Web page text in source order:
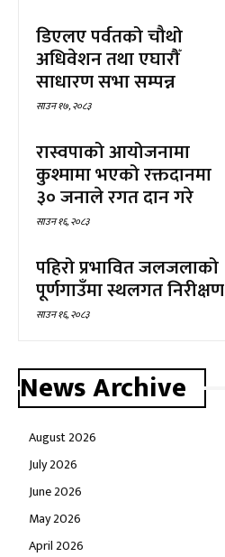
डिएलए पर्वतको चौथो
अधिवेशन तथा एघारौँ
साधारण सभा सम्पन्न
साउन १७, २०८३
रास्वपाको आयोजनामा
कुश्मामा भएको रक्तदानमा
३० जनाले रगत दान गरे
साउन १६, २०८३
पहिरो प्रभावित जलजलाको
पूर्णगाउँमा स्थलगत निरीक्षण
साउन १६, २०८३
News Archive
August 2026
July 2026
June 2026
May 2026
April 2026